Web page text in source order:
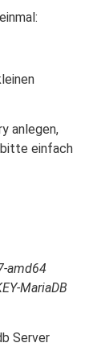
anlegen,
bitte einfach
amd64
MariaDB
Server